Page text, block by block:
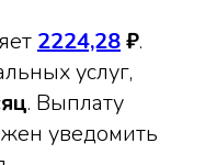
2224,28₽.
услуг,
​. Выплату
уведомить